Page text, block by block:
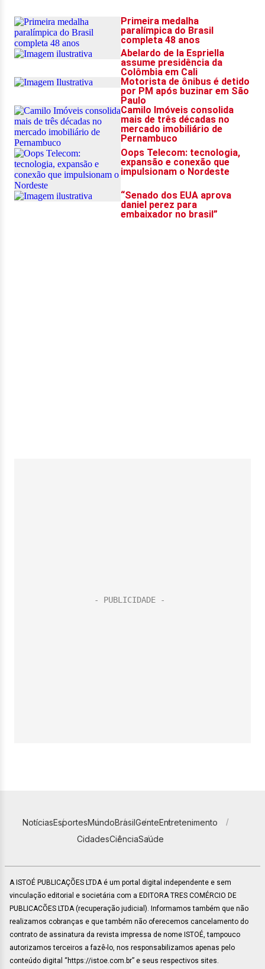
NotíciasEsportesMundoBrasilGenteEntretenimento
CidadesCiênciaSaúde
A ISTOÉ PUBLICAÇÕES LTDA é um portal digital independente e sem
vinculação editorial e societária com a EDITORA TRES COMÉRCIO DE
PUBLICACÕES LTDA (recuperação judicial). Informamos também que não
realizamos cobranças e que também não oferecemos cancelamento do
contrato de assinatura da revista impressa de nome ISTOÉ, tampouco
autorizamos terceiros a fazê-lo, nos responsabilizamos apenas pelo
conteúdo digital “https://istoe.com.br” e seus respectivos sites.